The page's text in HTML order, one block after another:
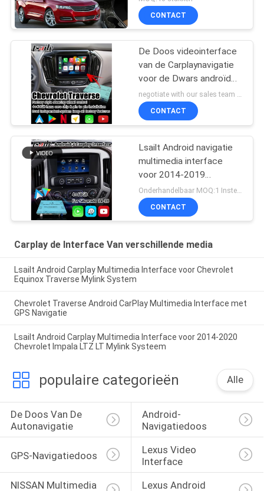
CONTACT
De Doos videointerface
van de Carplaynavigatie
voor de Dwars androïde
auto van Chevrolet
negotiate with our sales team MOQ:10 stukken
CONTACT
Lsailt Android navigatie
multimedia interface
voor 2014-2019
Chevrolet Silverado 1500
2500 3500 Mylink
systeem
Onderhandelbaar MOQ:1 Instellen
CONTACT
Carplay de Interface Van verschillende media
Lsailt Android Carplay Multimedia Interface voor Chevrolet
Equinox Traverse Mylink System
Chevrolet Traverse Android CarPlay Multimedia Interface met
GPS Navigatie
Lsailt Android Carplay Multimedia Interface voor 2014-2020
Chevrolet Impala LTZ LT Mylink Systeem
populaire categorieën Alle
De Doos Van De
Autonavigatie
Android-
Navigatiedoos
GPS-Navigatiedoos
Lexus Video
Interface
NISSAN Multimedia
Lexus Android